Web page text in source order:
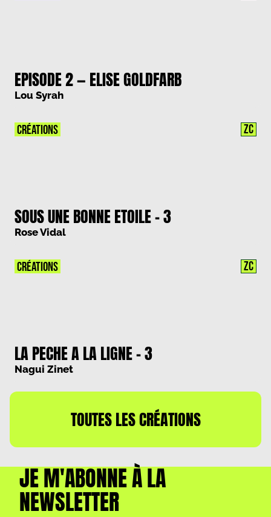
EPISODE 2 — ELISE GOLDFARB
Lou Syrah
SOUS UNE BONNE ETOILE – 3
Rose Vidal
CRÉATIONS ZC
LA PECHE A LA LIGNE – 3
Nagui Zinet
CRÉATIONS ZC
TOUTES LES CRÉATIONS
JE M'ABONNE À LA
NEWSLETTER